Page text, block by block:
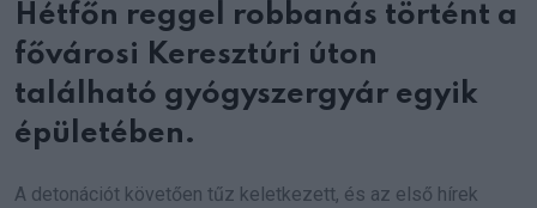
Hétfőn reggel robbanás történt a
fővárosi Keresztúri úton
található gyógyszergyár egyik
épületében.
A detonációt követően tűz keletkezett, és az első hírek